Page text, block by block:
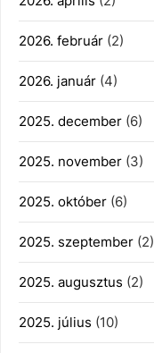
2026. február (2)
2026. január (4)
2025. december (6)
2025. november (3)
2025. október (6)
2025. szeptember (2)
2025. augusztus (2)
2025. július (10)